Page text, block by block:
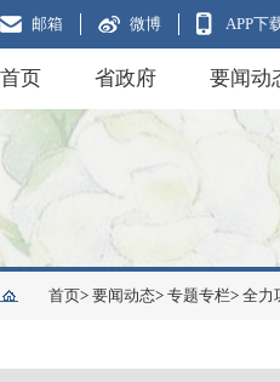
邮箱 微博 APP下
首页 省政府 要闻动
首页> 要闻动态> 专题专栏> 全力